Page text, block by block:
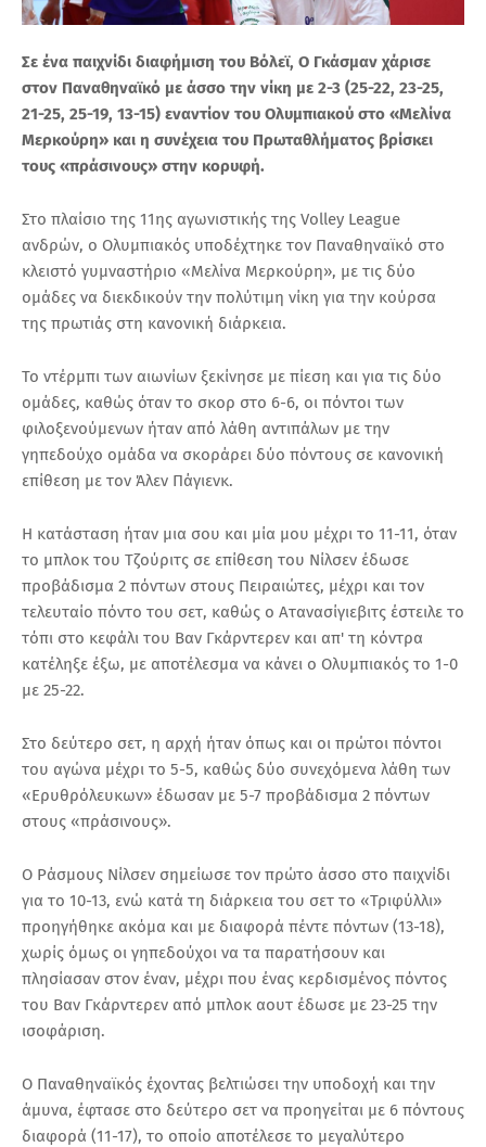
Σε ένα παιχνίδι διαφήμιση του Βόλεϊ, Ο Γκάσμαν χάρισε
στον Παναθηναϊκό με άσσο την νίκη με 2-3 (25-22, 23-25,
21-25, 25-19, 13-15) εναντίον του Ολυμπιακού στο «Μελίνα
Μερκούρη» και η συνέχεια του Πρωταθλήματος βρίσκει
τους «πράσινους» στην κορυφή.
Στο πλαίσιο της 11ης αγωνιστικής της Volley League
ανδρών, ο Ολυμπιακός υποδέχτηκε τον Παναθηναϊκό στο
κλειστό γυμναστήριο «Μελίνα Μερκούρη», με τις δύο
ομάδες να διεκδικούν την πολύτιμη νίκη για την κούρσα
της πρωτιάς στη κανονική διάρκεια.
Το ντέρμπι των αιωνίων ξεκίνησε με πίεση και για τις δύο
ομάδες, καθώς όταν το σκορ στο 6-6, οι πόντοι των
φιλοξενούμενων ήταν από λάθη αντιπάλων με την
γηπεδούχο ομάδα να σκοράρει δύο πόντους σε κανονική
επίθεση με τον Άλεν Πάγιενκ.
Η κατάσταση ήταν μια σου και μία μου μέχρι το 11-11, όταν
το μπλοκ του Τζούριτς σε επίθεση του Νίλσεν έδωσε
προβάδισμα 2 πόντων στους Πειραιώτες, μέχρι και τον
τελευταίο πόντο του σετ, καθώς ο Ατανασίγιεβιτς έστειλε το
τόπι στο κεφάλι του Βαν Γκάρντερεν και απ' τη κόντρα
κατέληξε έξω, με αποτέλεσμα να κάνει ο Ολυμπιακός το 1-0
με 25-22.
Στο δεύτερο σετ, η αρχή ήταν όπως και οι πρώτοι πόντοι
του αγώνα μέχρι το 5-5, καθώς δύο συνεχόμενα λάθη των
«Ερυθρόλευκων» έδωσαν με 5-7 προβάδισμα 2 πόντων
στους «πράσινους».
Ο Ράσμους Νίλσεν σημείωσε τον πρώτο άσσο στο παιχνίδι
για το 10-13, ενώ κατά τη διάρκεια του σετ το «Τριφύλλι»
προηγήθηκε ακόμα και με διαφορά πέντε πόντων (13-18),
χωρίς όμως οι γηπεδούχοι να τα παρατήσουν και
πλησίασαν στον έναν, μέχρι που ένας κερδισμένος πόντος
του Βαν Γκάρντερεν από μπλοκ αουτ έδωσε με 23-25 την
ισοφάριση.
Ο Παναθηναϊκός έχοντας βελτιώσει την υποδοχή και την
άμυνα, έφτασε στο δεύτερο σετ να προηγείται με 6 πόντους
διαφορά (11-17), το οποίο αποτέλεσε το μεγαλύτερο